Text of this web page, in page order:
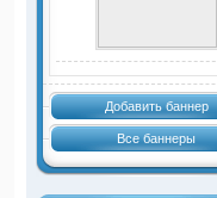
Добавить баннер
Все баннеры